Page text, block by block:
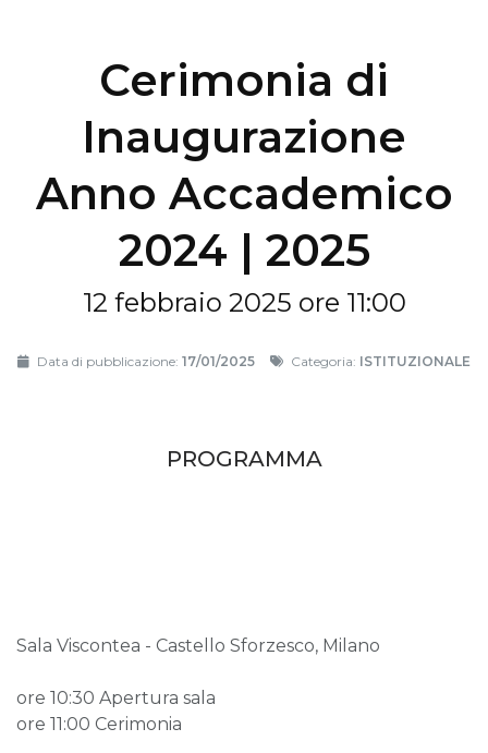
Cerimonia di
Inaugurazione
Anno Accademico
2024 | 2025
12 febbraio 2025 ore 11:00
Data di pubblicazione:17/01/2025 Categoria: ISTITUZIONALE
PROGRAMMA
Sala Viscontea - Castello Sforzesco, Milano
ore 10:30 Apertura sala
ore 11:00 Cerimonia